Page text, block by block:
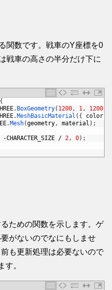
関数です。戦車のY座標を0
戦車の高さの半分だけ下に
{
. BoxGeometry( 1200, 1, 1200
. MeshBasicMaterial ( { color
. Mesh(geometry, material ) ;
-CHARACTER_SIZE / 2, 0) ;
ための関数を示します。ゲ
がないのでなにもしませ
も更新処理は必要ないので
す。